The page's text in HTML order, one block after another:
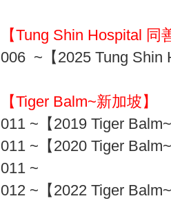
【Tung Shin Hospital 同
006 ~【2025 Tung Shin
【Tiger Balm~新加坡】
011 ~【2019 Tiger
011 ~【2020 Tiger
011 ~
012 ~【2022 Tiger